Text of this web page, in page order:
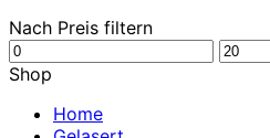
Nach Preis filtern
Min.
Preis
Max.
Shop
Home